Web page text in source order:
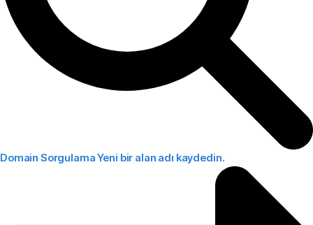
Domain SorgulamaYeni bir alan adı kaydedin.